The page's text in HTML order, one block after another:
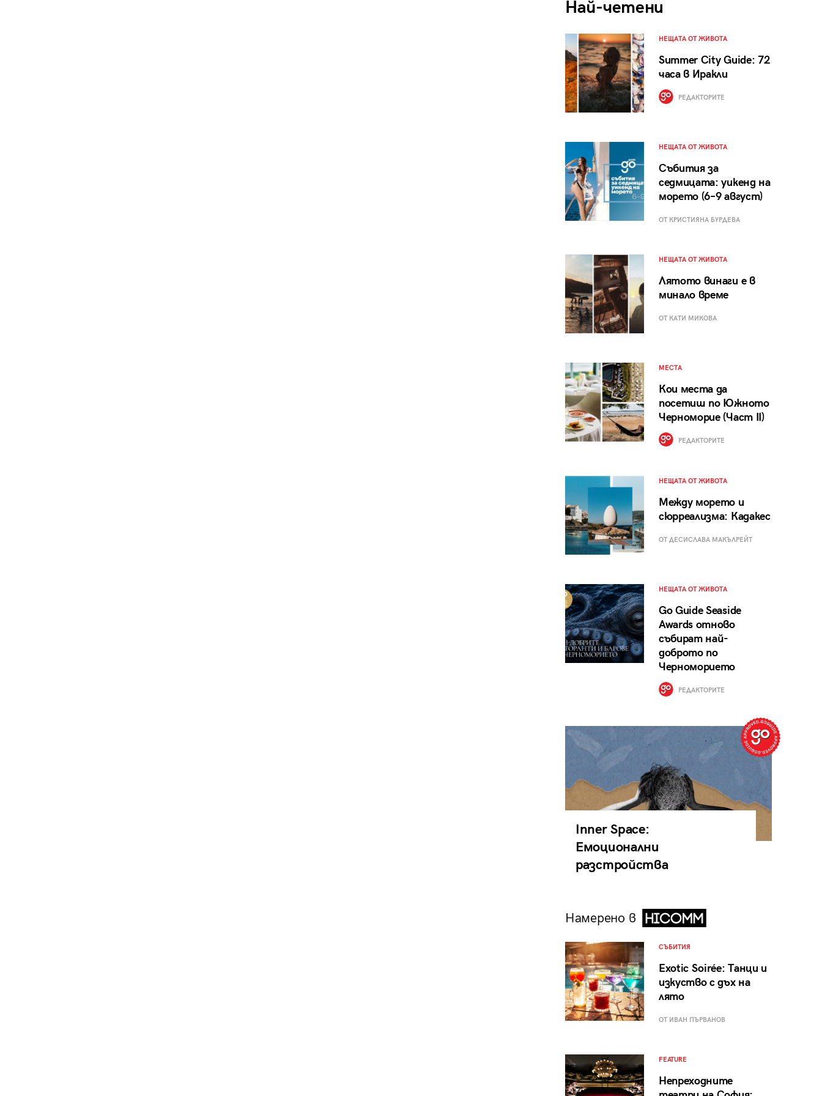
Най-четени
НЕЩАТА ОТ ЖИВОТА
Summer City Guide: 72
часа в Иракли
РЕДАКТОРИТЕ
НЕЩАТА ОТ ЖИВОТА
Събития за
седмицата: уикенд на
морето (6–9 август)
ОТ КРИСТИЯНА БУРДЕВА
НЕЩАТА ОТ ЖИВОТА
Лятото винаги е в
минало време
ОТ КАТИ МИКОВА
МЕСТА
Кои места да
посетиш по Южното
Черноморие (Част II)
РЕДАКТОРИТЕ
НЕЩАТА ОТ ЖИВОТА
Между морето и
сюрреализма: Кадакес
ОТ ДЕСИСЛАВА МАКЪЛРЕЙТ
НЕЩАТА ОТ ЖИВОТА
Go Guide Seaside
Awards отново
събират най-
доброто по
Черноморието
РЕДАКТОРИТЕ
Inner Space:
Емоционални
разстройства
Намерено в
СЪБИТИЯ
Exotic Soirée: Танци и
изкуство с дъх на
лято
ОТ ИВАН ПЪРВАНОВ
FEATURE
Непреходните